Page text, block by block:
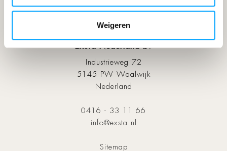
Weigeren
Portfolio & Nieuws
Inspiratiemagazine
Exsta Nederland bv
Industrieweg 72
5145 PW Waalwijk
Nederland
0416 - 33 11 66
info@exsta.nl
Sitemap